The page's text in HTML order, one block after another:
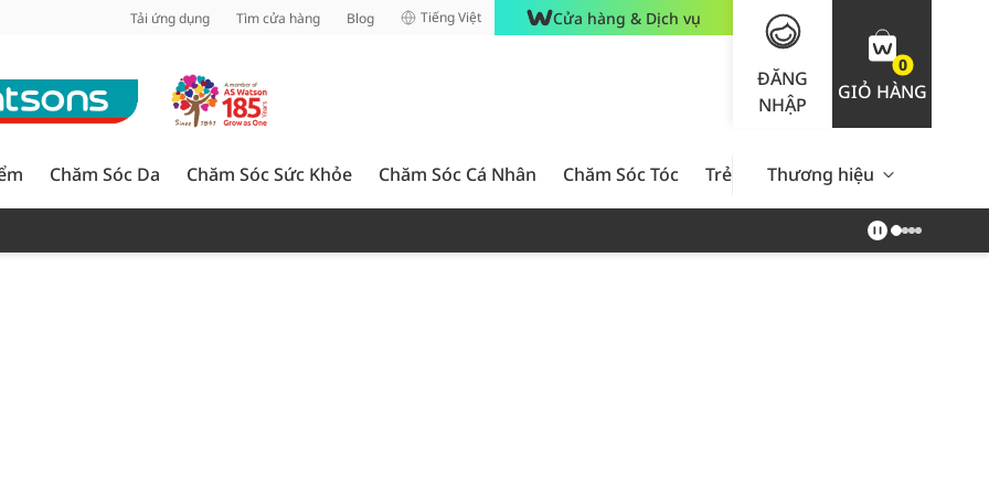
Tải ứng dụng Tìm cửa hàng Blog Tiếng Việt Cửa hàng & Dịch vụ
ĐĂNG
NHẬP
0
GIỎ HÀNG
Chăm Sóc Da Chăm Sóc Sức Khỏe Chăm Sóc Cá Nhân Chăm Sóc Tóc Trẻ Em Nam Giới Chăm Sóc
Thương hiệu